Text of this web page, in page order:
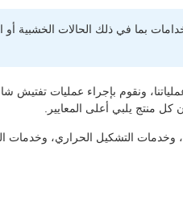
بما في ذلك الحالات الخشبية أو
ونقوم بإجراء عمليات
وخدمات التشكيل الحراري، وخدمات